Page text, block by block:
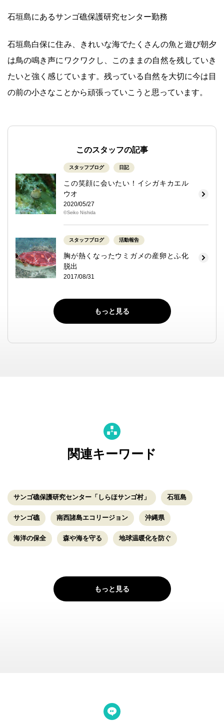
石垣島にあるサンゴ礁保護研究センター勤務
石垣島白保に住み、きれいな海でたくさんの魚と遊び朝夕
は鳥の鳴き声にワクワクし、このままの自然を残していき
たいと強く感じています。残っている自然を大切に今は目
の前の小さなことから頑張っていこうと思っています。
このスタッフの記事
スタッフブログ 日記
この笑顔に会いたい！イシガキカエル
ウオ
2020/05/27
©Seiko Nishida
スタッフブログ 活動報告
胸が熱くなったウミガメの産卵とふ化
脱出
2017/08/31
もっと見る
関連キーワード
サンゴ礁保護研究センター「しらほサンゴ村」 石垣島
サンゴ礁 南西諸島エコリージョン 沖縄県
海洋の保全 森や海を守る 地球温暖化を防ぐ
もっと見る